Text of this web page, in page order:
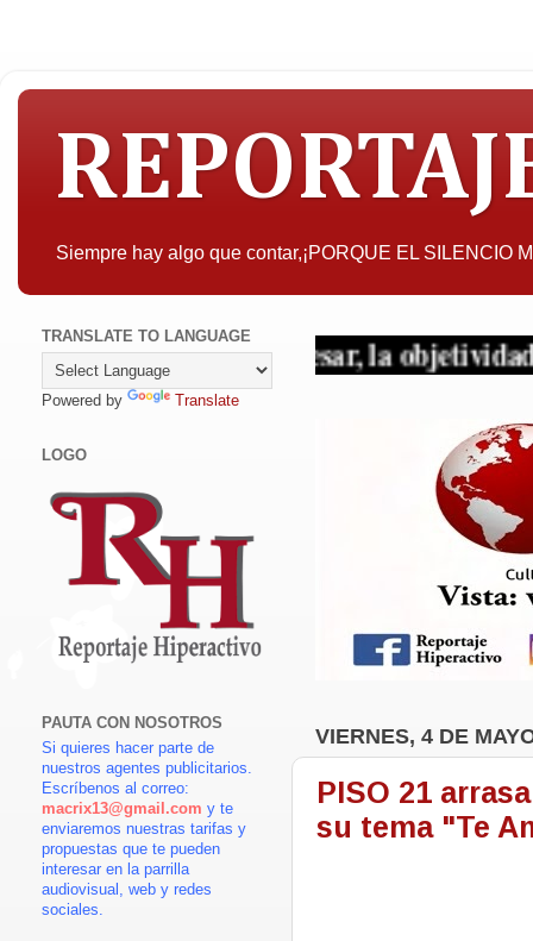
Siempre hay algo que contar,¡PORQUE EL SILENCIO
interesar, la objetividad con criterio
VIERNES, 4 DE
PISO 21
su tema "Te
TRANSLATE TO LANGUAGE
Powered by Translate
LOGO
PAUTA CON NOSOTROS
Si quieres hacer parte de
nuestros agentes publicitarios.
Escríbenos al correo:
macrix13@gmail.com y te
enviaremos nuestras tarifas y
propuestas que te pueden
interesar en la parrilla
audiovisual, web y redes
sociales.